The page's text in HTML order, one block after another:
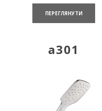
ПЕРЕГЛЯНУТИ
a301